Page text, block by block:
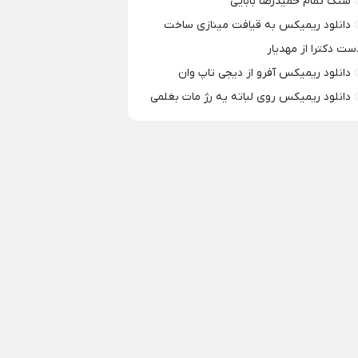
دانلود ریمیکس به قیافت مینازی ساخت
دکترا از مهدیار
دانلود ریمیکس آفرو از ديجی تاپ وان
دانلود ریمیکس روی لباته یه رژ مات بغلمی